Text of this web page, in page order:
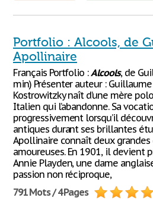
Portfolio : Alcools, de
Apollinaire
Français Portfolio :Alcools, de
min) Présenter auteur :
Kostrowitzky naît d’une mère
Italien qui l’abandonne. Sa
progressivement lorsqu’il
antiques durant ses brillantes
Apollinaire connaît deux
amoureuses. En 1901, il devient
Annie Playden, une dame
passion non réciproque,
791 Mots / 4 Pages